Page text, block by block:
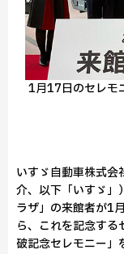
1月17日のセレモ
いすゞ自動車株式会
介、以下「いすゞ」
ラザ」の来館者が1
ら、これを記念す
破記念セレモニー」